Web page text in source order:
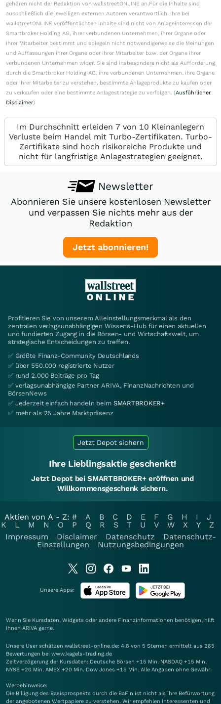
gehören nicht der Redaktion von wallstreetONLINE an.Für die Inhalte sind
ausschließlich die jeweiligen externen Autoren verantwortlich. Ihre bei
wallstreetONLINE veröffentlichten Inhalte sind nicht von Anlageinteressen der
Smartbroker Holding AG, ihrer verbundenen Unternehmen, ihrer Organe oder
ihrer Mitarbeiter bestimmt und spiegeln nicht notwendigerweise die Meinungen
und Auffassungen ihrer Organe oder ihrer Mitarbeiter bzw. der Organe ihrer
verbundenen Unternehmen wider. Sie sind insbesondere nicht als Aufforderung
durch die Smartbroker Holding AG, ihre verbundenen Unternehmen, ihre Organe
oder ihrer Mitarbeiter zu verstehen, bestimmte Anlageprodukte zu kaufen oder
zu verkaufen oder eine bestimmte Anlagestrategie zu verfolgen. (Ausführlicher
Disclaimer)
Im Durchschnitt erleiden 7 von 10 Kleinanlegern
Verluste beim Handel mit Turbo-Zertifikaten. Turbo-
Zertifikate sind hoch risikoreiche Produkte und
nicht für langfristige Anlagestrategien geeignet.
Newsletter
Abonnieren Sie unsere kostenlosen Newsletter
und verpassen Sie nichts mehr aus der
Redaktion
Jetzt abonnieren!
Profitieren Sie von unserem Alleinstellungsmerkmal als den
zentralen verlagsunabhängigen Wissens-Hub für einen aktuellen
und fundierten Zugang in die Börsen- und Wirtschaftswelt, um
strategische Entscheidungen zu treffen.
✅ Größte Finanz-Community Deutschlands
✅ über 550.000 registrierte Nutzer
✅ rund 2.000 Beiträge pro Tag
✅ verlagsunabhängige Partner ARIVA, FinanzNachrichten und
BörsenNews
✅ Jederzeit einfach handeln beim SMARTBROKER+
✅ mehr als 25 Jahre Marktpräsenz
Jetzt Depot sichern
Ihre Lieblingsaktie geschenkt!
Jetzt Depot bei SMARTBROKER+ eröffnen und
Willkommensgeschenk sichern.
Aktien von A - Z: # A B C D E F G H I
J
K
L M N O P Q R S T U V W X Y
Z
Impressum
Disclaimer Datenschutz
Datenschutz-
Einstellungen
Nutzungsbedingungen
Unsere Apps:
Wenn Sie Kursdaten, Widgets oder andere Finanzinformationen benötigen, hilft
Ihnen ARIVA gerne.
Unsere User schätzen wallstreet-online.de: 4.8 von 5 Sternen ermittelt aus 285
Bewertungen bei www.kagels-trading.de
Zeitverzögerung der Kursdaten: Deutsche Börsen +15 Min. NASDAQ +15 Min.
NYSE +20 Min. AMEX +20 Min. Dow Jones +15 Min. Alle Angaben ohne Gewähr.
Werbehinweise:
Die Billigung des Basisprospekts durch die BaFin ist nicht als ihre Befürwortung
der angebotenen Wertpapiere zu verstehen. Wir empfehlen Interessenten und